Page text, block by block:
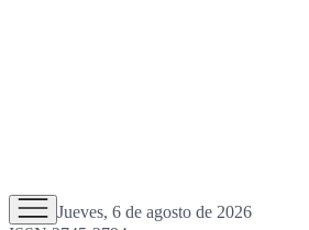
Jueves, 6 de agosto de 2026